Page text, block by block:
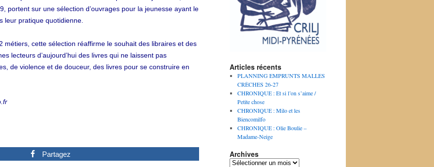
portent sur une sélection d’ouvrages pour la jeunesse ayant le
leur pratique quotidienne.
métiers, cette sélection réaffirme le souhait des libraires et des
lecteurs d’aujourd’hui des livres qui ne laissent pas
de violence et de douceur, des livres pour se construire en
Partagez
Articles récents
PLANNING EMPRUNTS MALLES
CRÈCHES 26-27
CHRONIQUE : Et si l’on s’aime /
Petite chose
CHRONIQUE : Milo et les
Biencomilfo
CHRONIQUE : Olie Boulie –
Madame-Neige
Archives
Archives